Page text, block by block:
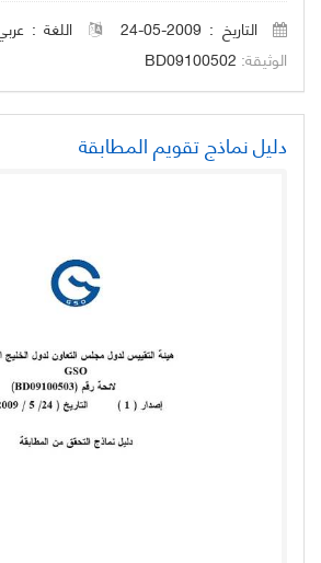
التاريخ : 2009-05-24
اللغة :
الوثيقة: BD09100502
دليل نماذج تقويم المطابقة